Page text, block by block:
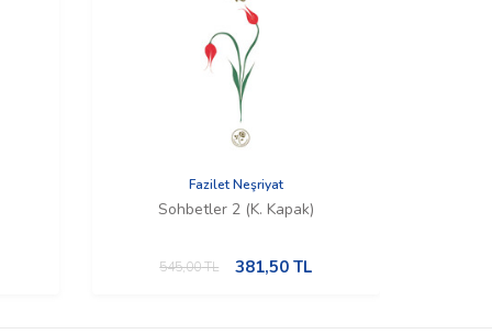
Fazilet Neşriyat
Sohbetler 2 (K. Kapak)
545,00TL 381,50 TL